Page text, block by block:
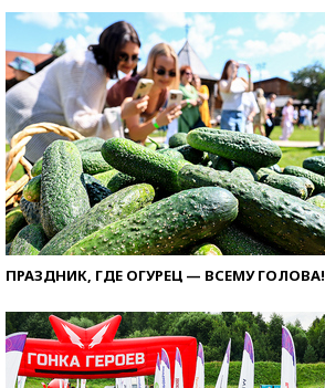
ПРАЗДНИК, ГДЕ ОГУРЕЦ — ВСЕМУ ГОЛОВА!